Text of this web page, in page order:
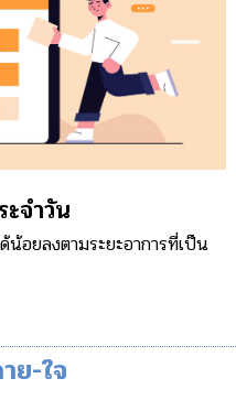
จำวัน
น้อยลงตามระยะอาการที่เป็น
ย-ใจ